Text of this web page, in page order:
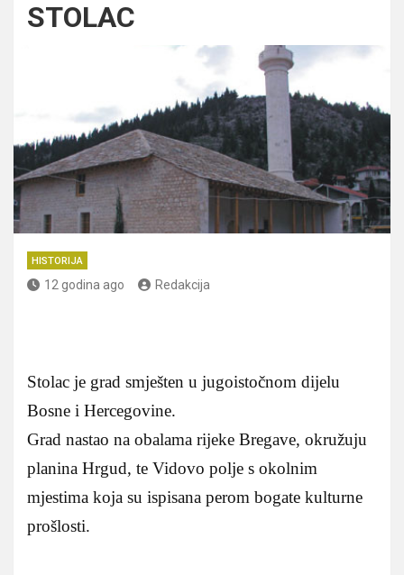
STOLAC
HISTORIJA
12 godina ago Redakcija
Stolac je grad smješten u jugoistočnom dijelu
Bosne i Hercegovine.
Grad nastao na obalama rijeke Bregave, okružuju
planina Hrgud, te Vidovo polje s okolnim
mjestima koja su ispisana perom bogate kulturne
prošlosti.